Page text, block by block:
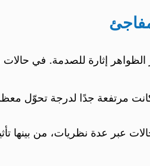
الظواهر إثارة للصدمة. في
كانت مرتفعة جدًا لدرجة تحوّل
عبر عدة نظريات، من بينها